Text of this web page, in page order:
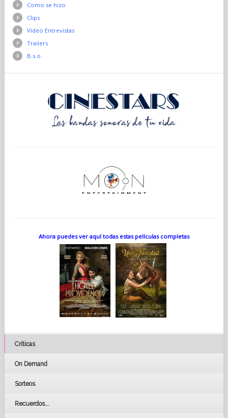
Como se hizo
Clips
Vídeo Entrevistas
Trailers
B.s.o.
Ahora puedes ver aquí todas estas películas completas
Críticas
On Demand
Sorteos
Recuerdos...